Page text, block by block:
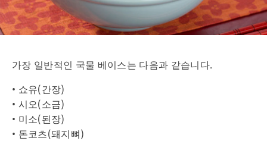
가장 일반적인 국물 베이스는 다음과 같습니다.
• 쇼유(간장)
• 시오(소금)
• 미소(된장)
• 돈코츠(돼지뼈)